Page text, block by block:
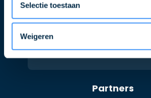
Selectie toestaan
Weigeren
Volg ons ook op
Partners